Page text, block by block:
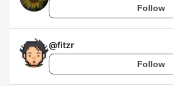
Follow
@fitzr
Follow